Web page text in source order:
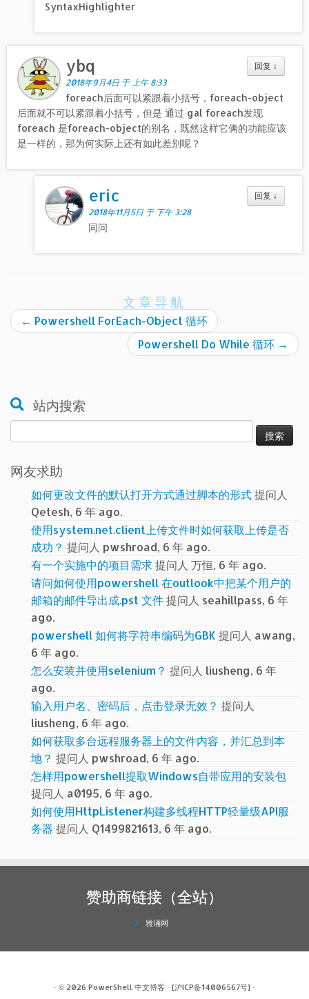
SyntaxHighlighter
回复 ↓
ybq
2018年9月4日 于 上午 8:33
foreach后面可以紧跟着小括号，foreach-object
后面就不可以紧跟着小括号，但是 通过 gal foreach发现
foreach 是foreach-object的别名，既然这样它俩的功能应该
是一样的，那为何实际上还有如此差别呢？
回复 ↓
eric
2018年11月5日 于 下午 3:28
同问
文章导航
← Powershell ForEach-Object 循环
Powershell Do While 循环 →
站内搜索
索：
网友求助
如何更改文件的默认打开方式通过脚本的形式提问人
Qetesh, 6 年 ago.
使用system.net.client上传文件时如何获取上传是否
成功？ 提问人 pwshroad, 6 年 ago.
有一个实施中的项目需求提问人 万恒, 6 年 ago.
请问如何使用powershell 在outlook中把某个用户的
邮箱的邮件导出成.pst 文件提问人 seahillpass, 6 年
ago.
powershell 如何将字符串编码为GBK 提问人 awang,
6 年 ago.
怎么安装并使用selenium？ 提问人 liusheng, 6 年
ago.
输入用户名、密码后，点击登录无效？ 提问人
liusheng, 6 年 ago.
如何获取多台远程服务器上的文件内容，并汇总到本
地？ 提问人 pwshroad, 6 年 ago.
怎样用powershell提取Windows自带应用的安装包
提问人 a0195, 6 年 ago.
如何使用HttpListener构建多线程HTTP轻量级API服
务器 提问人 Q1499821613, 6 年 ago.
赞助商链接（全站）
雅诵网
· © 2026 PowerShell 中文博客 · [沪ICP备14006567号] ·